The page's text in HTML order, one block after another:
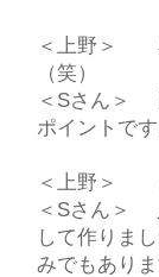
＜上野＞
（笑）
＜Sさん＞
ポイントです
＜上野＞
＜Sさん＞
して作りま
みでもありま